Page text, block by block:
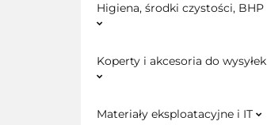
Higiena, środki czystości, BHP
Koperty i akcesoria do wysyłek
Materiały eksploatacyjne i IT